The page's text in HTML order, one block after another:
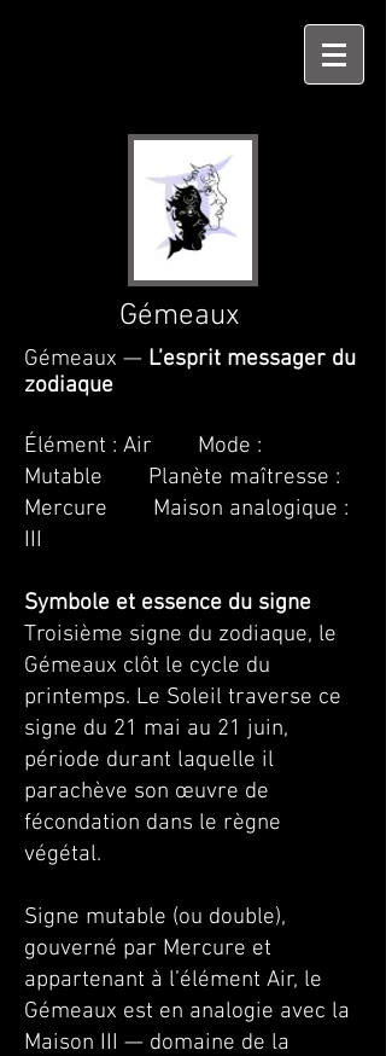
Gémeaux
Gémeaux — L’esprit messager du
zodiaque
Élément : Air Mode :
Mutable Planète maîtresse :
Mercure Maison analogique :
III
Symbole et essence du signe
Troisième signe du zodiaque, le
Gémeaux clôt le cycle du
printemps. Le Soleil traverse ce
signe du 21 mai au 21 juin,
période durant laquelle il
parachève son œuvre de
fécondation dans le règne
végétal.
Signe mutable (ou double),
gouverné par Mercure et
appartenant à l’élément Air, le
Gémeaux est en analogie avec la
Maison III — domaine de la